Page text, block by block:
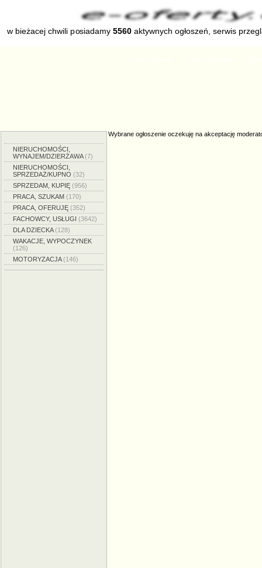
w bieżacej chwili posiadamy5560 aktywnych ogłoszeń, serwis
NIERUCHOMOŚCI,
WYNAJEM/DZIERŻAWA(7)
NIERUCHOMOŚCI,
SPRZEDAŻ/KUPNO (32)
SPRZEDAM, KUPIĘ (956)
PRACA, SZUKAM (170)
PRACA, OFERUJĘ (352)
FACHOWCY, USŁUGI (3642)
DLA DZIECKA(128)
WAKACJE, WYPOCZYNEK
(126)
MOTORYZACJA(146)
Wybrane ogłoszenie oczekuję na akceptację